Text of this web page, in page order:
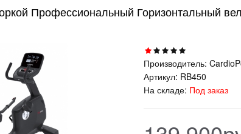
Профессиональный Горизонтальный
Производитель:
Артикул: RB450
На складе: Под заказ